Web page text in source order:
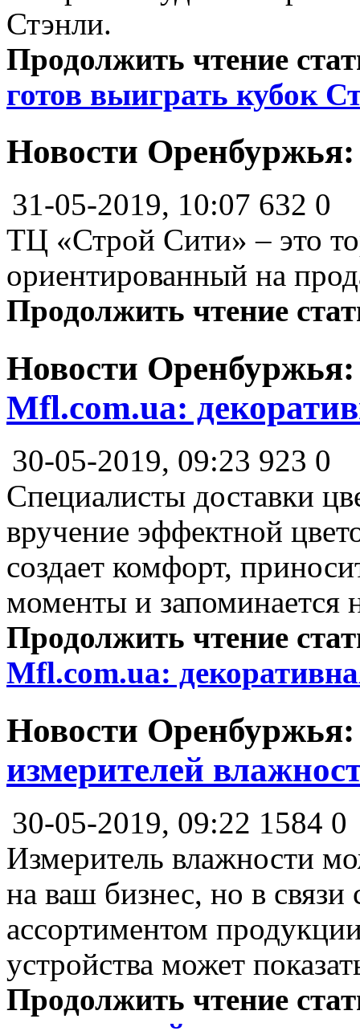
Стэнли.
Продолжить чтение
готов выиграть кубок
Новости
31-05-2019, 10:07 632 0
ТЦ «Строй Сити» – это
ориентированный на
Продолжить чтение
Новости
Mfl.com.ua:
30-05-2019, 09:23 923 0
Специалисты доставки
вручение эффектной
создает комфорт,
моменты и запоминается
Продолжить чтение
Mfl.com.ua:
Новости
измерителей
30-05-2019, 09:22 1584 0
Измеритель влажности
на ваш бизнес, но в связи
ассортиментом
устройства может
Продолжить чтение